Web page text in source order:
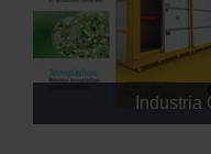
Industria